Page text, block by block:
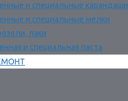
и специальные карандаши
и специальные мелки
лаки
и специальная паста